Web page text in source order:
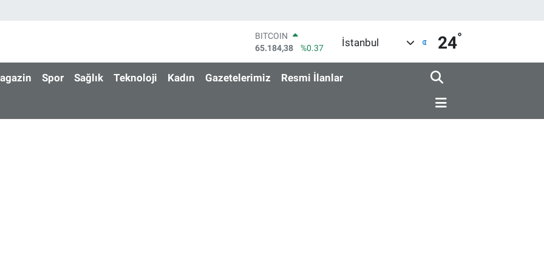
BITCOIN
65.184,38
%0.37
47,7239
%0.01
EURO
64,4329
%-0.02
İstanbul 24°
Spor Sağlık Teknoloji Kadın Gazetelerimiz Resmi İlanlar